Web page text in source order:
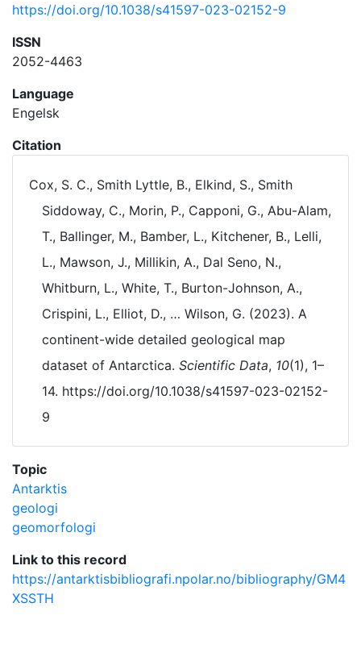
https://doi.org/10.1038/s41597-023-02152-9
ISSN
2052-4463
Language
Engelsk
Citation
Cox, S. C., Smith Lyttle, B., Elkind, S., Smith
Siddoway, C., Morin, P., Capponi, G., Abu-Alam,
T., Ballinger, M., Bamber, L., Kitchener, B., Lelli,
L., Mawson, J., Millikin, A., Dal Seno, N.,
Whitburn, L., White, T., Burton-Johnson, A.,
Crispini, L., Elliot, D., … Wilson, G. (2023). A
continent-wide detailed geological map
dataset of Antarctica. Scientific Data, 10(1), 1–
14. https://doi.org/10.1038/s41597-023-02152-
9
Topic
Antarktis
geologi
geomorfologi
Link to this record
https://antarktisbibliografi.npolar.no/bibliography/GM4
XSSTH